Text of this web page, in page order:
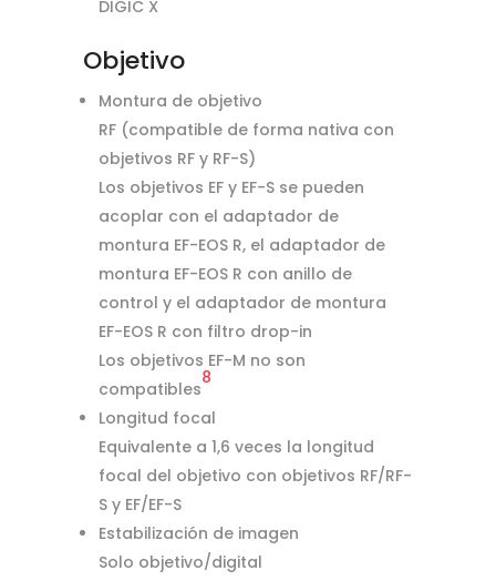
DIGIC X
Objetivo
Montura de objetivo
RF (compatible de forma nativa con
objetivos RF y RF-S)
Los objetivos EF y EF-S se pueden
acoplar con el adaptador de
montura EF-EOS R, el adaptador de
montura EF-EOS R con anillo de
control y el adaptador de montura
EF-EOS R con filtro drop-in
Los objetivos EF-M no son
compatibles
8
Longitud focal
Equivalente a 1,6 veces la longitud
focal del objetivo con objetivos RF/RF-
S y EF/EF-S
Estabilización de imagen
Solo objetivo/digital